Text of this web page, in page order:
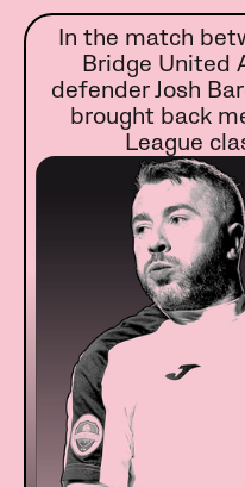
In the match
Bridge United
defender Josh
brought back
League